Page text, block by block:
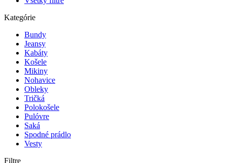
Kategórie
Bundy
Jeansy
Kabáty
Košele
Mikiny
Nohavice
Obleky
Tričká
Polokošele
Pulóvre
Saká
Spodné prádlo
Vesty
Filtre